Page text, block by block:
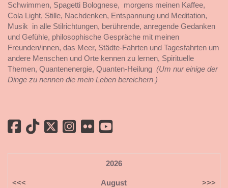
Schwimmen, Spagetti Bolognese, morgens meinen Kaffee,
Cola Light, Stille, Nachdenken, Entspannung und Meditation,
Musik in alle Stilrichtungen, berührende, anregende Gedanken
und Gefühle, philosophische Gespräche mit meinen
Freunden/innen, das Meer, Städte-Fahrten und Tagesfahrten um
andere Menschen und Orte kennen zu lernen, Spirituelle
Themen, Quantenenergie, Quanten-Heilung (Um nur einige der
Dinge zu nennen die mein Leben bereichern )
2026
<<< August >>>